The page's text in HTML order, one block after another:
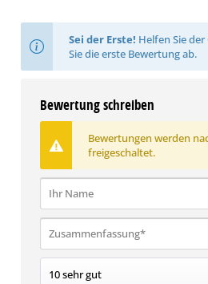
Sei der Erste! Helfen Sie
Sie die erste Bewertung ab.
Bewertung schreiben
Bewertungen werden
freigeschaltet.